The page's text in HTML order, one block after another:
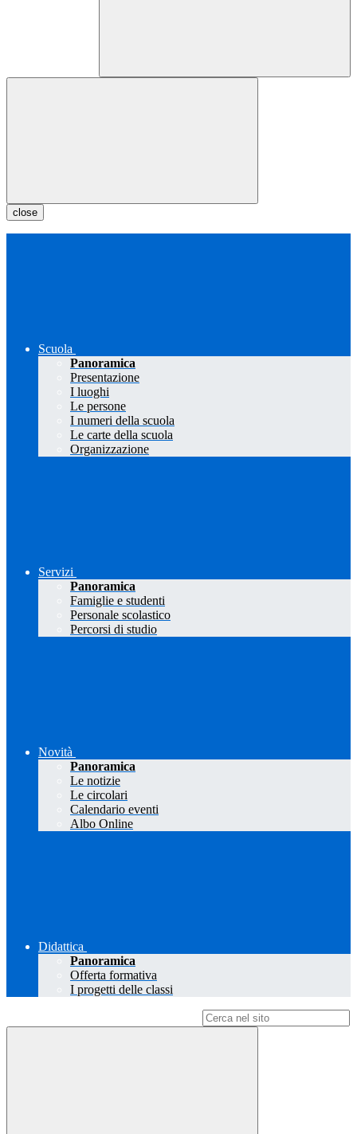
close
Scuola
Panoramica
Presentazione
I luoghi
Le persone
I numeri della scuola
Le carte della scuola
Organizzazione
Servizi
Panoramica
Famiglie e studenti
Personale scolastico
Percorsi di studio
Novità
Panoramica
Le notizie
Le circolari
Calendario eventi
Albo Online
Didattica
Panoramica
Offerta formativa
I progetti delle classi